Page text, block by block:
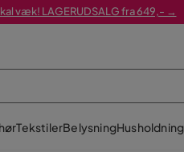
væk! LAGERUDSALG fra 649,- →
TekstilerBelysningHusholdning